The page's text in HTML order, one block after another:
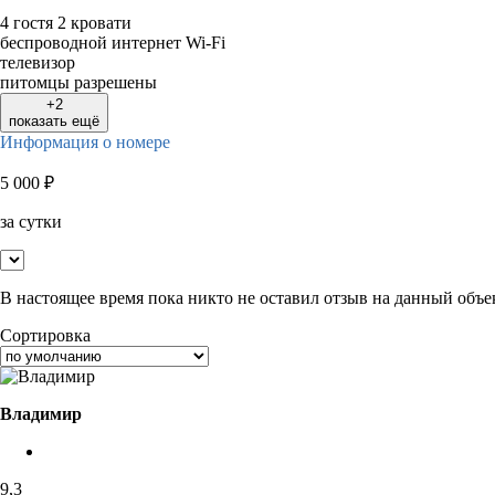
4 гостя 2 кровати
беспроводной интернет Wi-Fi
телевизор
питомцы разрешены
+2
показать ещё
Информация о номере
5 000 ₽
за сутки
В настоящее время пока никто не оставил отзыв на данный
Сортировка
Владимир
9,3